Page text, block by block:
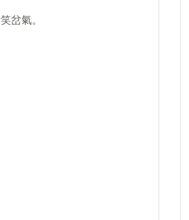
岔氣。